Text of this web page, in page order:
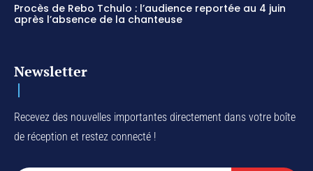
Procès de Rebo Tchulo : l’audience reportée au 4 juin
après l’absence de la chanteuse
Newsletter
Recevez des nouvelles importantes directement dans votre boîte
de réception et restez connecté !